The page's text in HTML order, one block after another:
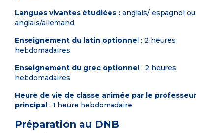
Langues vivantes étudiées : anglais/ espagnol ou
anglais/allemand
Enseignement du latin optionnel : 2 heures
hebdomadaires
Enseignement du grec optionnel : 2 heures
hebdomadaires
Heure de vie de classe animée par le professeur
principal : 1 heure hebdomadaire
Préparation au DNB